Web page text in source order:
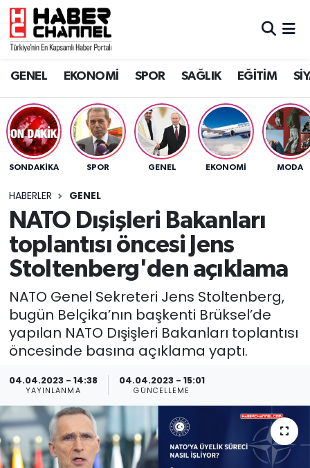
GENEL EKONOMİ SPOR SAĞLIK EĞİTİM
SONDAKIKA SPOR GENEL EKONOMİ MODA
HABERLER GENEL
NATO Dışişleri Bakanları
toplantısı öncesi Jens
Stoltenberg'den açıklama
NATO Genel Sekreteri Jens Stoltenberg,
bugün Belçika’nın başkenti Brüksel’de
yapılan NATO Dışişleri Bakanları toplantısı
öncesinde basına açıklama yaptı.
04.04.2023 - 14:38
YAYINLANMA
04.04.2023 - 15:01
GÜNCELLEME
GENEL
SPOR
SAĞLIK
EĞİTİM
SİYASET
MAGAZİN
Nöbetçi Eczaneler
Trafik Durumu
Süper Lig Puan Durumu ve Fikstür
Tüm Manşetler
Son Dakika Haberleri
Haber Arşivi